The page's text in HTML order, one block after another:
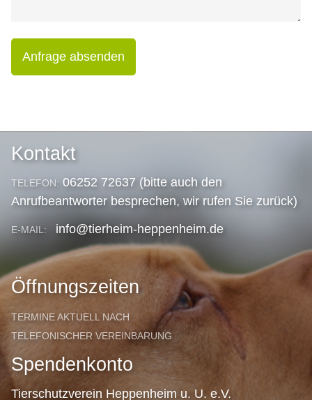
Anfrage absenden
Kontakt
TELEFON: 06252 72637 (bitte auch den
Anrufbeantworter besprechen, wir rufen Sie zurück)
E-MAIL: info@tierheim-heppenheim.de
Öffnungszeiten
TERMINE AKTUELL NACH
TELEFONISCHER VEREINBARUNG
Spendenkonto
Tierschutzverein Heppenheim u. U. e.V.